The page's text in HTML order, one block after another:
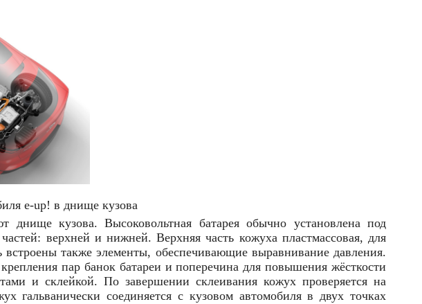
e-up! в днище кузова
кузова. Высоковольтная батарея обычно установлена под
верхней и нижней. Верхняя часть кожуха пластмассовая, для
также элементы, обеспечивающие выравнивание давления.
пар банок батареи и поперечина для повышения жёсткости
и склейкой. По завершении склеивания кожух проверяется на
гальванически соединяется с кузовом автомобиля в двух точках